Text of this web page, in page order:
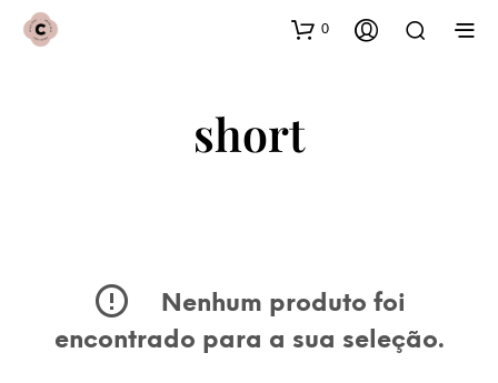
0
short
Nenhum produto foi
encontrado para a sua seleção.